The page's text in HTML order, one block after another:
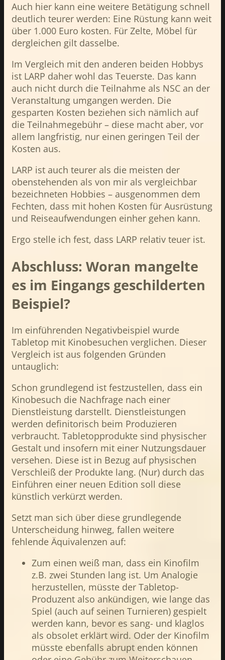
Auch hier kann eine weitere Betätigung schnell
deutlich teurer werden: Eine Rüstung kann weit
über 1.000 Euro kosten. Für Zelte, Möbel für
dergleichen gilt dasselbe.
Im Vergleich mit den anderen beiden Hobbys
ist LARP daher wohl das Teuerste. Das kann
auch nicht durch die Teilnahme als NSC an der
Veranstaltung umgangen werden. Die
gesparten Kosten beziehen sich nämlich auf
die Teilnahmegebühr – diese macht aber, vor
allem langfristig, nur einen geringen Teil der
Kosten aus.
LARP ist auch teurer als die meisten der
obenstehenden als von mir als vergleichbar
bezeichneten Hobbies – ausgenommen dem
Fechten, dass mit hohen Kosten für Ausrüstung
und Reiseaufwendungen einher gehen kann.
Ergo stelle ich fest, dass LARP relativ teuer ist.
Abschluss: Woran mangelte
es im Eingangs geschilderten
Beispiel?
Im einführenden Negativbeispiel wurde
Tabletop mit Kinobesuchen verglichen. Dieser
Vergleich ist aus folgenden Gründen
untauglich:
Schon grundlegend ist festzustellen, dass ein
Kinobesuch die Nachfrage nach einer
Dienstleistung darstellt. Dienstleistungen
werden definitorisch beim Produzieren
verbraucht. Tabletopprodukte sind physischer
Gestalt und insofern mit einer Nutzungsdauer
versehen. Diese ist in Bezug auf physischen
Verschleiß der Produkte lang. (Nur) durch das
Einführen einer neuen Edition soll diese
künstlich verkürzt werden.
Setzt man sich über diese grundlegende
Unterscheidung hinweg, fallen weitere
fehlende Äquivalenzen auf:
Zum einen weiß man, dass ein Kinofilm
z.B. zwei Stunden lang ist. Um Analogie
herzustellen, müsste der Tabletop-
Produzent also ankündigen, wie lange das
Spiel (auch auf seinen Turnieren) gespielt
werden kann, bevor es sang- und klaglos
als obsolet erklärt wird. Oder der Kinofilm
müsste ebenfalls abrupt enden können